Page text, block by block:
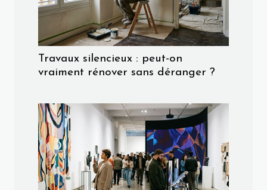
Travaux silencieux : peut-on
vraiment rénover sans déranger ?